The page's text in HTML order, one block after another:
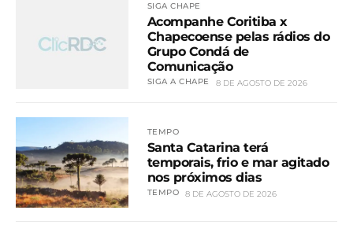
SIGA CHAPE
Acompanhe Coritiba x
Chapecoense pelas rádios do
Grupo Condá de
Comunicação
SIGA A CHAPE 8 DE AGOSTO DE 2026
TEMPO
Santa Catarina terá
temporais, frio e mar agitado
nos próximos dias
TEMPO 8 DE AGOSTO DE 2026